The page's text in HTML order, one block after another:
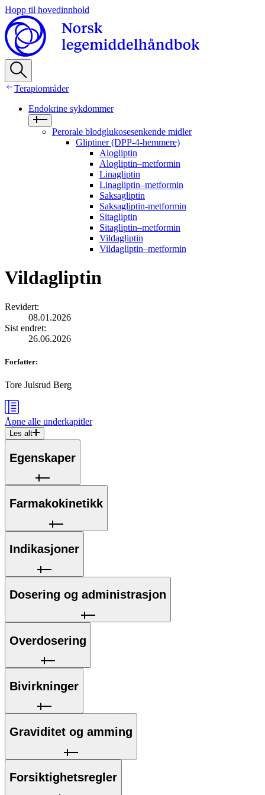
Hopp til hovedinnhold
Terapiområder
Endokrine sykdommer
Perorale blodglukosesenkende midler
Gliptiner (DPP-4-hemmere)
Alogliptin
Alogliptin–metformin
Linagliptin
Linagliptin–metformin
Saksagliptin
Saksagliptin-metformin
Sitagliptin
Sitagliptin–metformin
Vildagliptin
Vildagliptin–metformin
Vildagliptin
Revidert:
08.01.2026
Sist endret:
26.06.2026
Forfatter:
Tore Julsrud Berg
Åpne alle underkapitler
Les alt
Egenskaper
Farmakokinetikk
Indikasjoner
Dosering og administrasjon
Overdosering
Bivirkninger
Graviditet og amming
Forsiktighetsregler